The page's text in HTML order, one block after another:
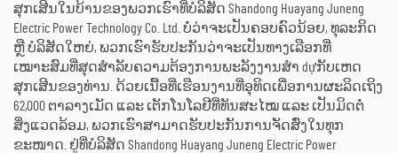
ສຸກເສີນໃນບ້ານຂອງພວກເຮົາທີ່ບໍລິສັດ Shandong Huayang Juneng
Electric Power Technology Co. Ltd. ບໍ່ວ່າຈະເປັນຄອບຄົວນ້ອຍ, ທຸລະກິດ
ຫຼື ບໍລິສັດໃຫຍ່, ພວກເຮົາຮັບປະກັນວ່າຈະເປັນທາງເລືອກທີ່
ເໝາະສົມທີ່ສຸດສຳລັບຄວາມຕ້ອງການພະລັງງານສຳ dựກັບເຫດ
ສຸກເສີນຂອງທ່ານ. ດ້ວຍເນື້ອທີ່ເຮືອນງານທີ່ອຸທິດເພື່ອການຜະລິດເຖິງ
62,000 ຕາລາງເມັດ ແລະ ເຕັກໂນໂລຢີທີ່ທັນສະໄໝ ແລະ ເປັນມິດຕໍ່
ສິ່ງແວດລ້ອມ, ພວກເຮົາສາມາດຮັບປະກັນການຈັດສົ່ງໃນທຸກ
ຂະໜາດ. ຢູ່ທີ່ບໍລິສັດ Shandong Huayang Juneng Electric Power